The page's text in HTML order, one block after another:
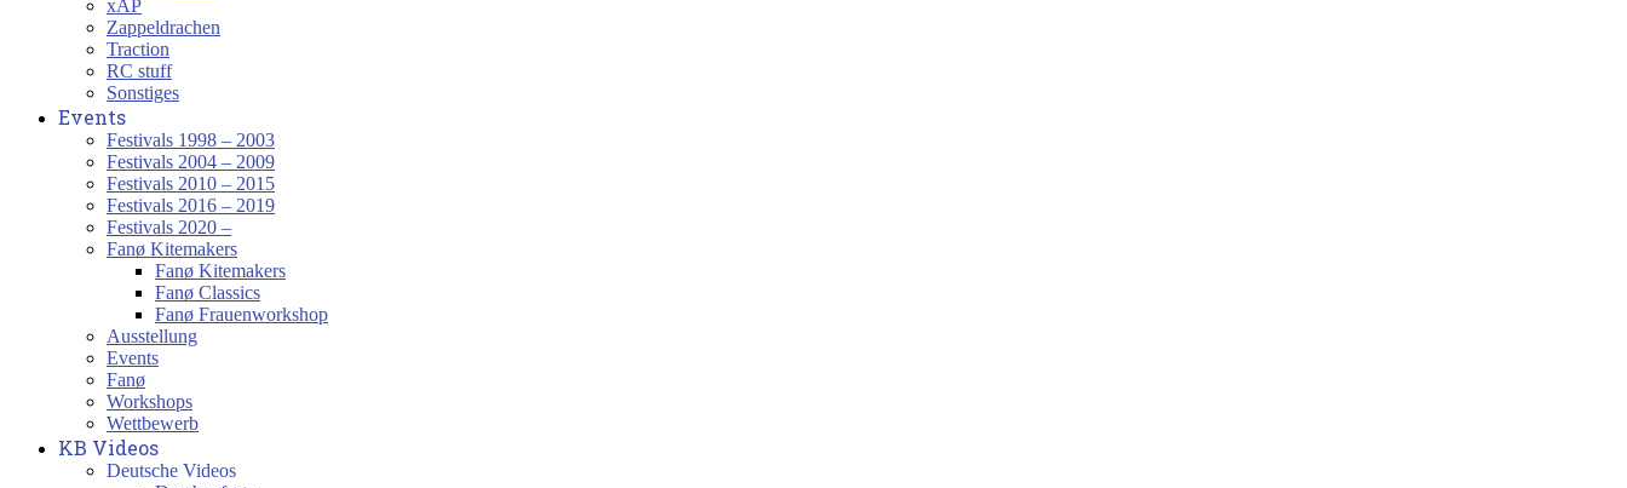
xAP
Zappeldrachen
Traction
RC stuff
Sonstiges
Events
Festivals 1998 – 2003
Festivals 2004 – 2009
Festivals 2010 – 2015
Festivals 2016 – 2019
Festivals 2020 –
Fanø Kitemakers
Fanø Kitemakers
Fanø Classics
Fanø Frauenworkshop
Ausstellung
Events
Fanø
Workshops
Wettbewerb
KB Videos
Deutsche Videos